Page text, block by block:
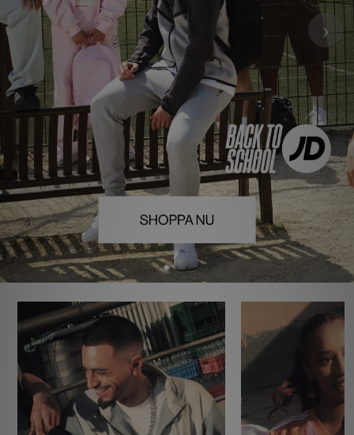
›
Bästsäljare
Fotboll
Ladda ner appen
Mitt JD
Mina meddelanden
Kundservice
JD Blogg